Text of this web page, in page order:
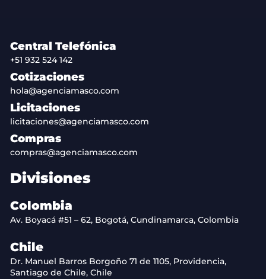
Central Telefónica
+51 932 524 142
Cotizaciones
hola@agenciamasco.com
Licitaciones
licitaciones@agenciamasco.com
Compras
compras@agenciamasco.com
Divisiones
Colombia
Av. Boyacá #51 – 62, Bogotá, Cundinamarca, Colombia
Chile
Dr. Manuel Barros Borgoño 71 de 1105, Providencia,
Santiago de Chile, Chile